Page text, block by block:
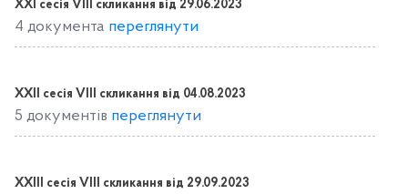
XXI сесія VIIІ скликання від 29.06.2023
4 документа переглянути
XXII сесія VIIІ скликання від 04.08.2023
5 документів переглянути
XXIII сесія VIIІ скликання від 29.09.2023